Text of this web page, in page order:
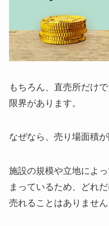
もちろん、直売所だけ
限界があります。
なぜなら、売り場面積
施設の規模や立地によ
まっているため、どれ
売れることはありません